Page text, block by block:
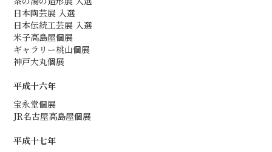
日本陶芸展 入選
日本伝統工芸展 入選
米子高島屋個展
ギャラリー桃山個展
神戸大丸個展
平成十六年
宝永堂個展
JR名古屋高島屋個展
平成十七年